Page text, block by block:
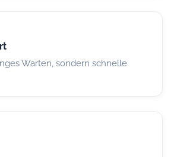
Warten, sondern schnelle